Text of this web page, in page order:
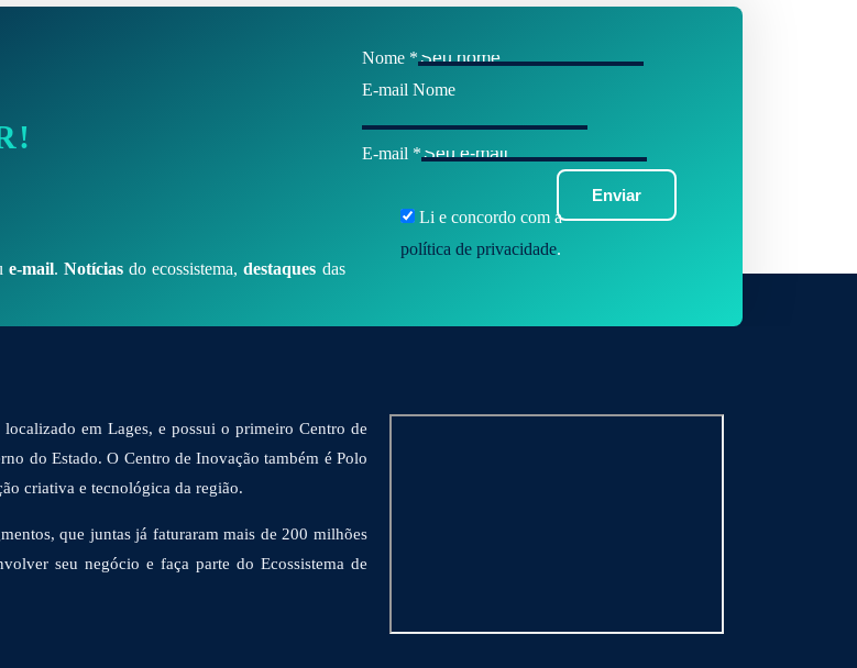
e-mail. Notíciasdo ecossistema,destaques das
Nome *
E-mail Nome
E-mail *
Enviar
Li e concordo com a
política de privacidade.
em Lages, e possui o primeiro Centro de
do Estado. O Centro de Inovação também é Polo
criativa e tecnológica da região.
que juntas já faturaram mais de 200 milhões
seu negócio e faça parte do Ecossistema de